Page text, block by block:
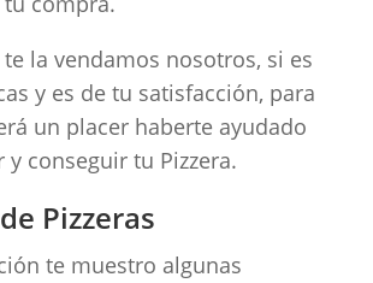
la vendamos nosotros, si es
y es de tu satisfacción, para
un placer haberte ayudado
y conseguir tu Pizzera.
Pizzeras
te muestro algunas